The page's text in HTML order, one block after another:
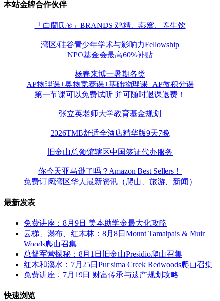
本站金牌合作伙伴
「白蘭氏®」BRANDS 鸡精、燕窝、养生饮
湾区/硅谷青少年学术与影响力Fellowship
NPO基金会最高60%补贴
杨春来博士暑期各类
AP物理课+奥物竞赛课+基础物理课+AP微积分课
第一节课可以免费试听 并可随时退课退费！
张立英老师大学教育基金规划
2026TMB舒适全酒店精华版9天7晚
旧金山总领馆辖区中国签证代办服务
你今天亚马逊了吗？Amazon Best Sellers！
免费订阅湾区华人最新资讯（爬山、旅游、新闻）
最新发表
免费讲座：8月9日 美本助学金最大化攻略
云梯、瀑布、红木林：8月8日Mount Tamalpais & Muir
Woods爬山召集
总督军营探秘：8月1日旧金山Presidio爬山召集
红木和溪水：7月25日Purisima Creek Redwoods爬山召集
免费讲座：7月19日 财富传承与遗产规划攻略
快速浏览